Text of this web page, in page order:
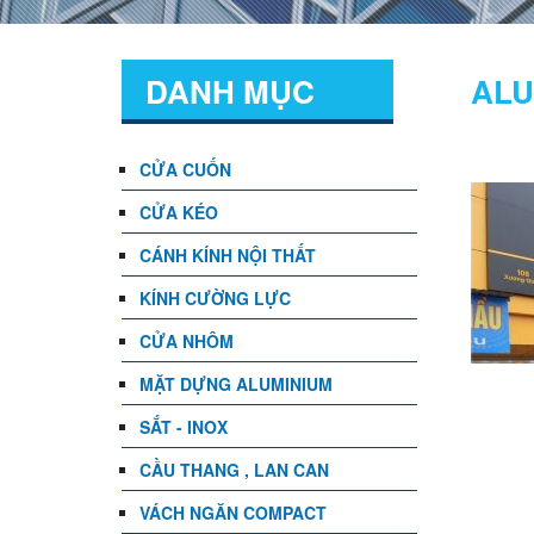
DANH MỤC
CỬA CUỐN
CỬA KÉO
CÁNH KÍNH NỘI THẤT
KÍNH CƯỜNG LỰC
CỬA NHÔM
MẶT DỰNG ALUMINIUM
SẮT - INOX
CẦU THANG , LAN CAN
VÁCH NGĂN COMPACT